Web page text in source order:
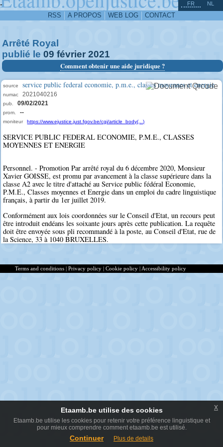
-
RSS A PROPOS WEB LOG CONTACT
FR NL
Arrêté Royal
publié le 09 février 2021
Comment obtenir une aide juridique ?
source service public federal economie, p.m.e., classes moyennes et energie
numac 2021040216
pub. 09/02/2021
prom. --
moniteur https://www.ejustice.just.fgov.be/cgi/article_body(...)
SERVICE PUBLIC FEDERAL ECONOMIE, P.M.E., CLASSES
MOYENNES ET ENERGIE
Personnel. - Promotion Par arrêté royal du 6 décembre 2020, Monsieur
Xavier GOISSE, est promu par avancement à la classe supérieure dans la
classe A2 avec le titre d'attaché au Service public fédéral Economie,
P.M.E., Classes moyennes et Energie dans un emploi du cadre linguistique
français, à partir du 1er juillet 2019.
Conformément aux lois coordonnées sur le Conseil d'Etat, un recours peut
être introduit endéans les soixante jours après cette publication. La requête
doit être envoyée sous pli recommandé à la poste, au Conseil d'Etat, rue de
la Science, 33 à 1040 BRUXELLES.
^
Terms and conditions | Privacy policy | Cookie policy | Accessibility policy
Etaamb.be utilise des cookies
Etaamb.be utilise les cookies pour retenir votre préférence linguistique et
pour mieux comprendre comment etaamb.be est utilisé.
Continuer Plus de details
x